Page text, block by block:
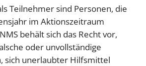
Teilnehmer sind Personen, die
im Aktionszeitraum
behält sich das Recht vor,
oder unvollständige
sich unerlaubter Hilfsmittel